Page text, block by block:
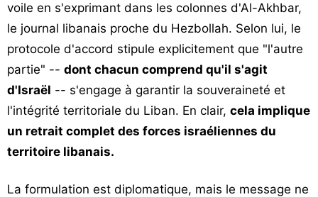
voile en s'exprimant dans les colonnes d'Al-Akhbar,
le journal libanais proche du Hezbollah. Selon lui, le
protocole d'accord stipule explicitement que "l'autre
partie" -- dont chacun comprend qu'il s'agit
d'Israël -- s'engage à garantir la souveraineté et
l'intégrité territoriale du Liban. En clair, cela implique
un retrait complet des forces israéliennes du
territoire libanais.
La formulation est diplomatique, mais le message ne